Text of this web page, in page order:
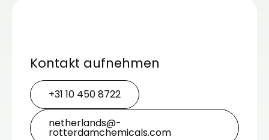
Kontakt aufnehmen
+31 10 450 8722
netherlands@­
rotterdamchemicals.com